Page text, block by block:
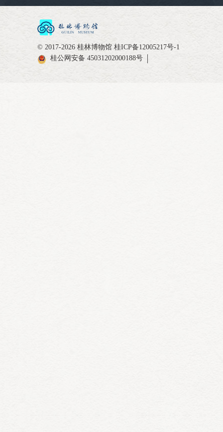
© 2017-2026 桂林博物馆 桂ICP备12005217号-1
桂公网安备 45031202000188号